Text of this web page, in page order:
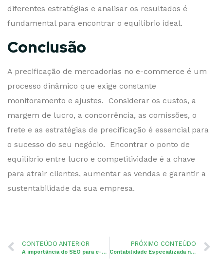
diferentes estratégias e analisar os resultados é
fundamental para encontrar o equilíbrio ideal.
Conclusão
A precificação de mercadorias no e-commerce é um
processo dinâmico que exige constante
monitoramento e ajustes. Considerar os custos, a
margem de lucro, a concorrência, as comissões, o
frete e as estratégias de precificação é essencial para
o sucesso do seu negócio. Encontrar o ponto de
equilíbrio entre lucro e competitividade é a chave
para atrair clientes, aumentar as vendas e garantir a
sustentabilidade da sua empresa.
CONTEÚDO ANTERIOR
A importância do SEO para e-commerce: dicas práticas
PRÓXIMO CONTEÚDO
Contabilidade Especializada na área da saúde